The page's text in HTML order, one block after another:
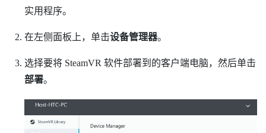
实用程序。
在左侧面板上，单击设备管理器。
选择要将 SteamVR 软件部署到的客户端电脑，然后单击
部署。